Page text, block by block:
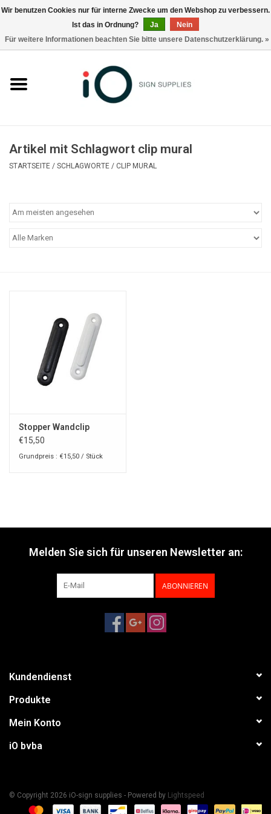
Marken
Artikel mit Schlagwort clip mural
STARTSEITE / SCHLAGWORTE / CLIP MURAL
Stopper Wandclip
€15,50
Grundpreis : €15,50 / Stück
Melden Sie sich für unseren Newsletter an:
ABONNIEREN
Kundendienst
Produkte
Mein Konto
iO bvba
© Copyright 2026 iO-sign supplies - Powered by Lightspeed
Wir benutzen Cookies nur für interne Zwecke um den Webshop zu verbessern.
Ist das in Ordnung?
Ja
Nein
Für weitere Informationen beachten Sie bitte unsere Datenschutzerklärung. »